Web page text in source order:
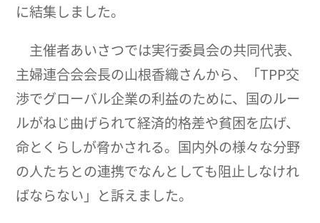
に結集しました。
主催者あいさつでは実行委員会の共同代表、
主婦連合会会長の山根香織さんから、「TPP交
渉でグローバル企業の利益のために、国のルー
ルがねじ曲げられて経済的格差や貧困を広げ、
命とくらしが脅かされる。国内外の様々な分野
の人たちとの連携でなんとしても阻止しなけれ
ばならない」と訴えました。